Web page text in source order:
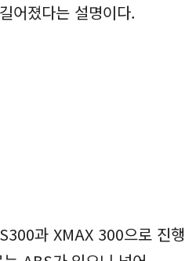
어졌다는 설명이다.
과 XMAX 300으로 진행